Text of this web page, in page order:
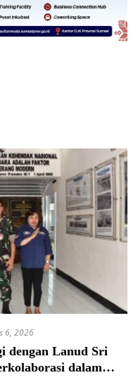
6, 2026
dengan Lanud Sri
dalam